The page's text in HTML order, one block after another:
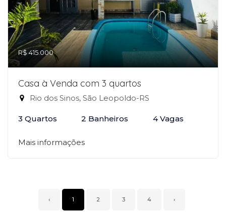
R$ 415.000
Casa à Venda com 3 quartos
Rio dos Sinos, São Leopoldo-RS
3 Quartos 2 Banheiros 4 Vagas
Mais informações
‹ 1 2 3 4 ›